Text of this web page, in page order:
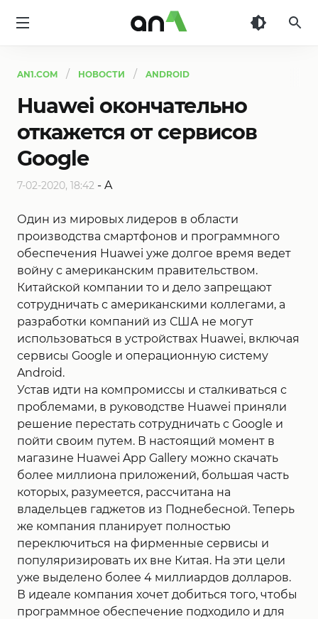
AN1.COM НОВОСТИ ANDROID
Huawei окончательно
откажется от сервисов
Google
7-02-2020, 18:42 - A
Один из мировых лидеров в области
производства смартфонов и программного
обеспечения Huawei уже долгое время ведет
войну с американским правительством.
Китайской компании то и дело запрещают
сотрудничать с американскими коллегами, а
разработки компаний из США не могут
использоваться в устройствах Huawei, включая
сервисы Google и операционную систему
Android.
Устав идти на компромиссы и сталкиваться с
проблемами, в руководстве Huawei приняли
решение перестать сотрудничать с Google и
пойти своим путем. В настоящий момент в
магазине Huawei App Gallery можно скачать
более миллиона приложений, большая часть
которых, разумеется, рассчитана на
владельцев гаджетов из Поднебесной. Теперь
же компания планирует полностью
переключиться на фирменные сервисы и
популяризировать их вне Китая. На эти цели
уже выделено более 4 миллиардов долларов.
В идеале компания хочет добиться того, чтобы
программное обеспечение подходило и для